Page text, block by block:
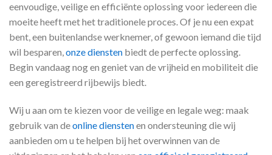
eenvoudige, veilige en efficiënte oplossing voor iedereen die
moeite heeft met het traditionele proces. Of je nu een expat
bent, een buitenlandse werknemer, of gewoon iemand die tijd
wil besparen,onze diensten biedt de perfecte oplossing.
Begin vandaag nog en geniet van de vrijheid en mobiliteit die
een geregistreerd rijbewijs biedt.
Wij u aan om te kiezen voor de veilige en legale weg: maak
gebruik van deonline dienstenen ondersteuning die wij
aanbieden om u te helpen bij het overwinnen van de